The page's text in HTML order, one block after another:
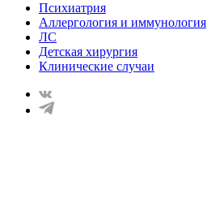
Психиатрия
Аллергология и иммунология
ЛС
Детская хирургия
Клинические случаи